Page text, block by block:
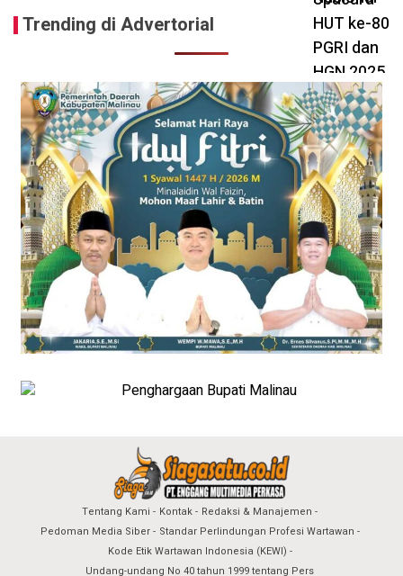
Trending di Advertorial
Tentang Kami Kontak
Redaksi & Manajemen
Pedoman Media Siber
Standar Perlindungan Profesi Wartawan
Kode Etik Wartawan Indonesia (KEWI)
Undang-undang No 40 tahun 1999 tentang Pers